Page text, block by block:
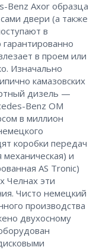
Benz Axor образца
двери (а также
в
в проем или
Изначально
камазовских
дизель —
Benz OM
в миллион
коробки передач
и
AS Tronic)
Челнах эти
Чисто немецкий
производства
двухосному